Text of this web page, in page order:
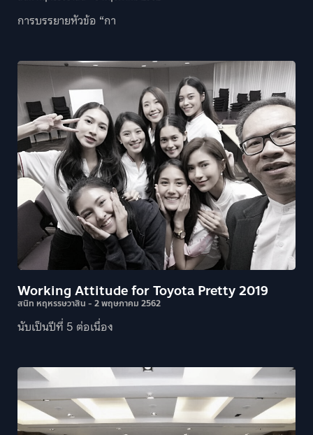
การบรรยายหัวข้อ “กา
Working Attitude for Toyota Pretty 2019
สนิท หฤหรรษวาสิน 2 พฤษภาคม 2562
นับเป็นปีที่ 5 ต่อเนื่อง